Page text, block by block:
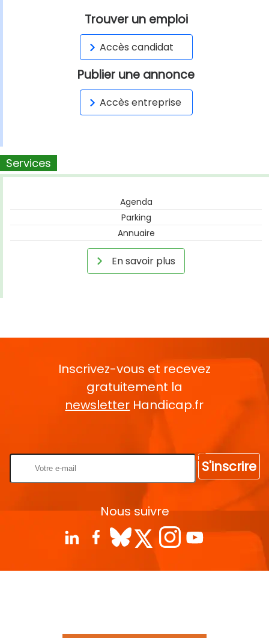
Trouver un emploi
Accès candidat
Publier une annonce
Accès entreprise
Services
Agenda
Parking
Annuaire
En savoir plus
Inscrivez-vous et recevez
gratuitement la
newsletter Handicap.fr
S'inscrire
Nous suivre